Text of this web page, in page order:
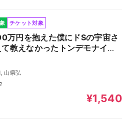
チケット対象
万円を抱えた僕にドSの宇宙さ
教えなかったトンデモナイこ
クリ
山県弘
¥1,540